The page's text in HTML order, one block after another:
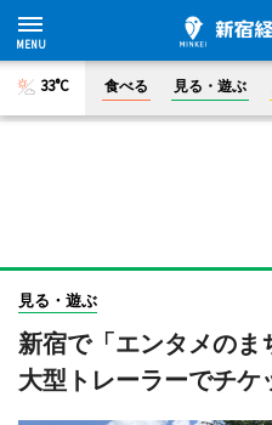
33°C 食べる 見る・遊ぶ
見る・遊ぶ
新宿で「エンタメの
大型トレーラーでチケ